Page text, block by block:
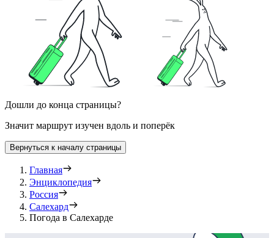
Дошли до конца страницы?
Значит маршрут изучен вдоль и поперёк
Вернуться к началу страницы
Главная
Энциклопедия
Россия
Салехард
Погода в Салехарде